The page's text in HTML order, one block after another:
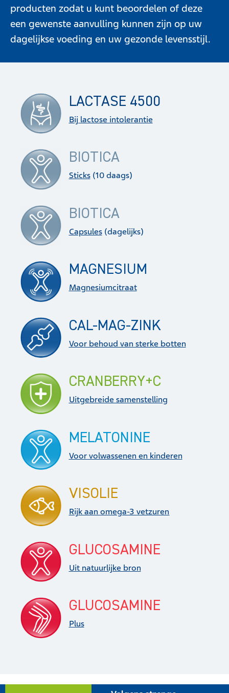
producten zodat u kunt beoordelen of deze
een gewenste aanvulling kunnen zijn op uw
dagelijkse voeding en uw gezonde levensstijl.
LACTASE 4500
Bij lactose intolerantie
BIOTICA
Sticks(10 daags)
BIOTICA
Capsules(dagelijks)
MAGNESIUM
Magnesiumcitraat
CAL-MAG-ZINK
Voor behoud van sterke botten
CRANBERRY+C
Uitgebreide samenstelling
MELATONINE
Voor volwassenen en kinderen
VISOLIE
Rijk aan omega-3 vetzuren
GLUCOSAMINE
Uit natuurlijke bron
GLUCOSAMINE
Plus